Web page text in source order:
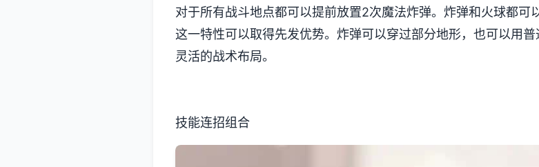
对于所有战斗地点都可以提前放置2次魔法炸弹。炸弹和火球都可
这一特性可以取得先发优势。炸弹可以穿过部分地形，也可以用
灵活的战术布局。
技能连招组合